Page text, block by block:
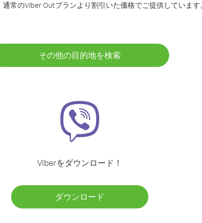
常のViber Outプランより割引いた価格でご提供しています
その他の目的地を検索
Viberをダウンロード！
ダウンロード